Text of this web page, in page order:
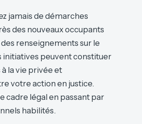
jamais de démarches
des nouveaux occupants
renseignements sur le
initiatives peuvent constituer
la vie privée et
votre action en justice.
cadre légal en passant par
habilités.